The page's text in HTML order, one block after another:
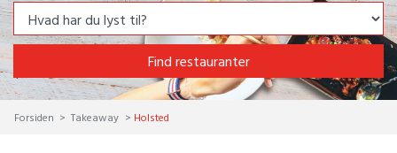
Find restauranter
Forsiden Takeaway Holsted